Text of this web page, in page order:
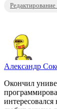
Александр
Окончил